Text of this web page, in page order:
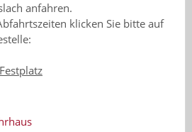
anfahren.
klicken Sie bitte auf